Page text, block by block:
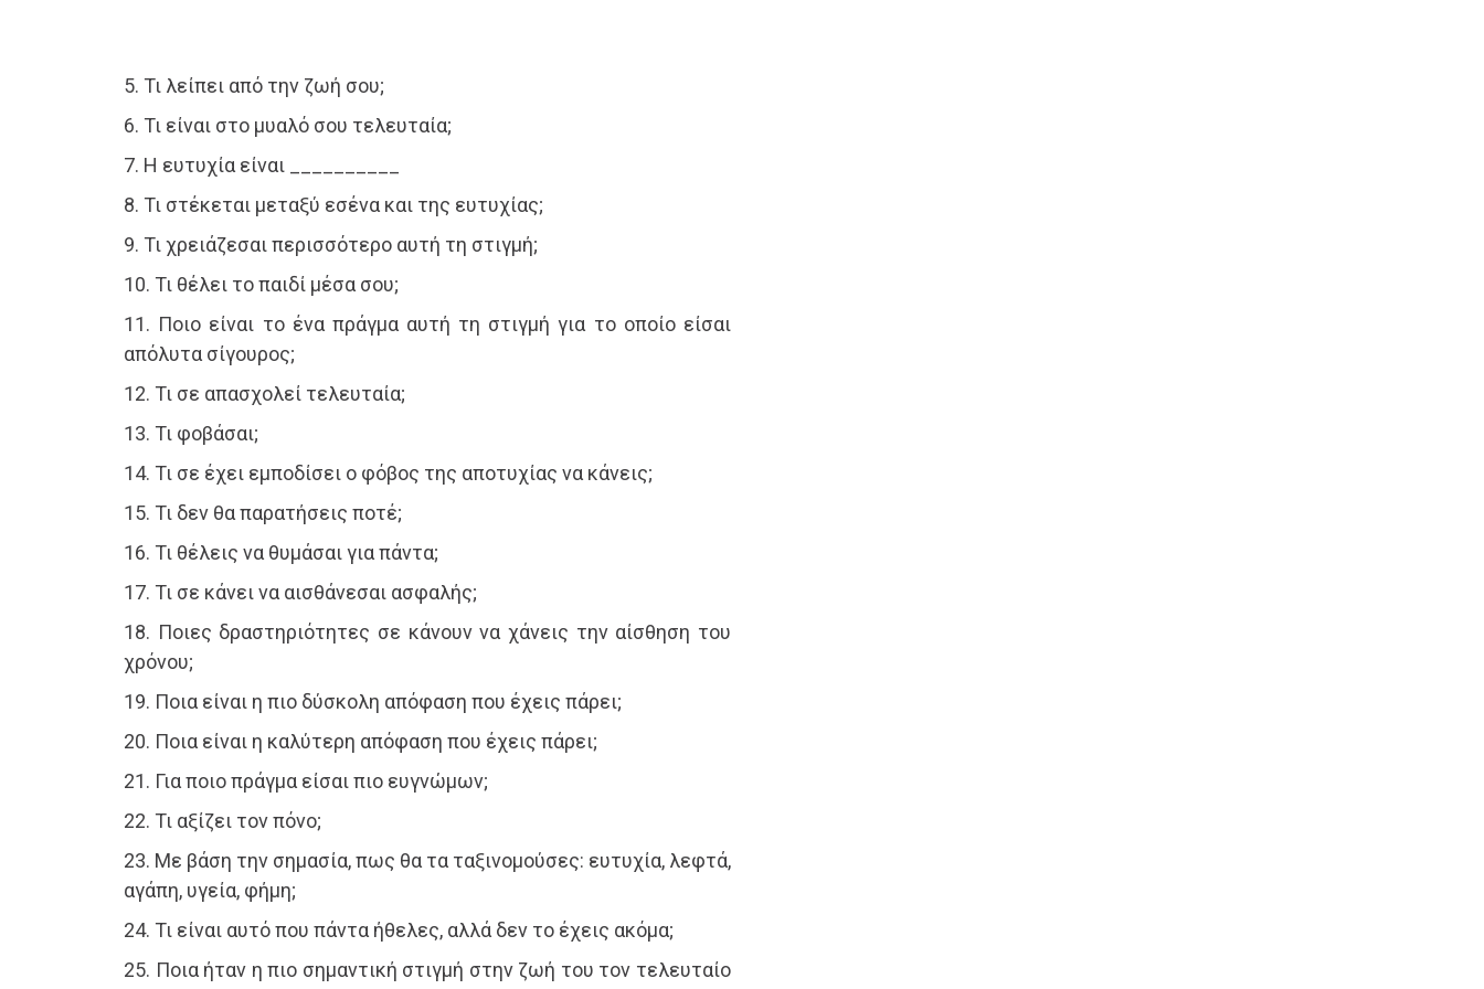
5. Τι λείπει από την ζωή σου;
6. Τι είναι στο μυαλό σου τελευταία;
7. Η ευτυχία είναι __________
8. Τι στέκεται μεταξύ εσένα και της ευτυχίας;
9. Τι χρειάζεσαι περισσότερο αυτή τη στιγμή;
10. Τι θέλει το παιδί μέσα σου;
11. Ποιο είναι το ένα πράγμα αυτή τη στιγμή για το οποίο είσαι
απόλυτα σίγουρος;
12. Τι σε απασχολεί τελευταία;
13. Τι φοβάσαι;
14. Τι σε έχει εμποδίσει ο φόβος της αποτυχίας να κάνεις;
15. Τι δεν θα παρατήσεις ποτέ;
16. Τι θέλεις να θυμάσαι για πάντα;
17. Τι σε κάνει να αισθάνεσαι ασφαλής;
18. Ποιες δραστηριότητες σε κάνουν να χάνεις την αίσθηση του
χρόνου;
19. Ποια είναι η πιο δύσκολη απόφαση που έχεις πάρει;
20. Ποια είναι η καλύτερη απόφαση που έχεις πάρει;
21. Για ποιο πράγμα είσαι πιο ευγνώμων;
22. Τι αξίζει τον πόνο;
23. Με βάση την σημασία, πως θα τα ταξινομούσες: ευτυχία, λεφτά,
αγάπη, υγεία, φήμη;
24. Τι είναι αυτό που πάντα ήθελες, αλλά δεν το έχεις ακόμα;
25. Ποια ήταν η πιο σημαντική στιγμή στην ζωή του τον τελευταίο